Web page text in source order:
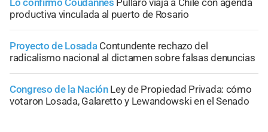
Lo confirmó Coudannes Pullaro viaja a Chile con agenda
productiva vinculada al puerto de Rosario
Proyecto de Losada Contundente rechazo del
radicalismo nacional al dictamen sobre falsas denuncias
Congreso de la Nación Ley de Propiedad Privada: cómo
votaron Losada, Galaretto y Lewandowski en el Senado